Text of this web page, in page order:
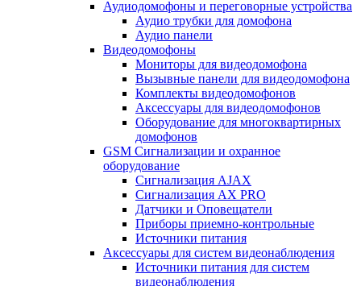
Аудиодомофоны и переговорные устройства
Аудио трубки для домофона
Аудио панели
Видеодомофоны
Мониторы для видеодомофона
Вызывные панели для видеодомофона
Комплекты видеодомофонов
Аксессуары для видеодомофонов
Оборудование для многоквартирных
домофонов
GSM Сигнализации и охранное
оборудование
Сигнализация AJAX
Сигнализация AX PRO
Датчики и Оповещатели
Приборы приемно-контрольные
Источники питания
Аксессуары для систем видеонаблюдения
Источники питания для систем
видеонаблюдения